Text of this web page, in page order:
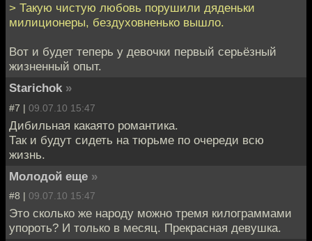
> Такую чистую любовь порушили дяденьки
милиционеры, бездуховненько вышло.
Вот и будет теперь у девочки первый серьёзный
жизненный опыт.
Starichok »
#7 | 09.07.10 15:47
Дибильная какаято романтика.
Так и будут сидеть на тюрьме по очереди всю
жизнь.
Молодой еще »
#8 | 09.07.10 15:47
Это сколько же народу можно тремя килограммами
упороть? И только в месяц. Прекрасная девушка.